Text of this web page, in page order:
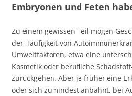
Embryonen und Feten
Zu einem gewissen Teil mögen
der Häufigkeit von
Umweltfaktoren, etwa eine
Kosmetik oder berufliche
zurückgehen. Aber je früher eine
oder sich zumindest anbahnt, bei